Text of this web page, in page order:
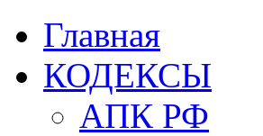
Главная
КОДЕКСЫ
АПК РФ